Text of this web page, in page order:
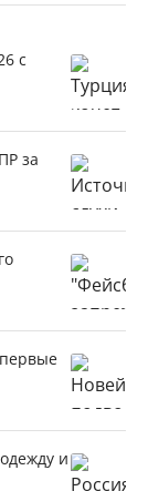
с
за
и